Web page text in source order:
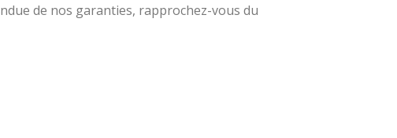
de nos garanties, rapprochez-vous du